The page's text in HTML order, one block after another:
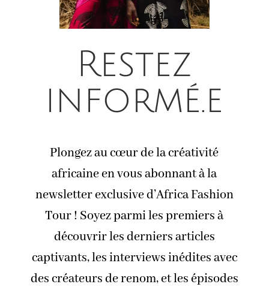
Restez
informé.e
Plongez au cœur de la créativité
africaine en vous abonnant à la
newsletter exclusive d’Africa Fashion
Tour ! Soyez parmi les premiers à
découvrir les derniers articles
captivants, les interviews inédites avec
des créateurs de renom, et les épisodes